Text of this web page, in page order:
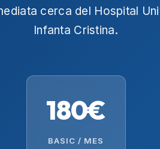
cerca del Hospital
Infanta Cristina.
180€
BASIC / MES